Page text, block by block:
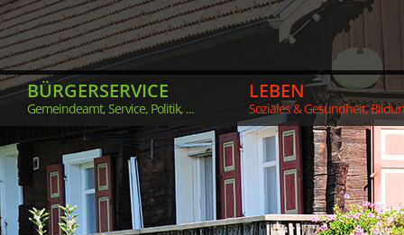
BÜRGERSERVICE
Gemeindeamt, Service, Politik, ...
LEBEN
Soziales & Gesundheit,